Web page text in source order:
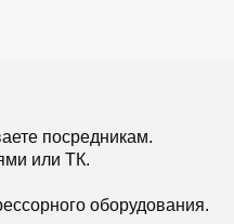
посредникам.
или ТК.
оборудования.